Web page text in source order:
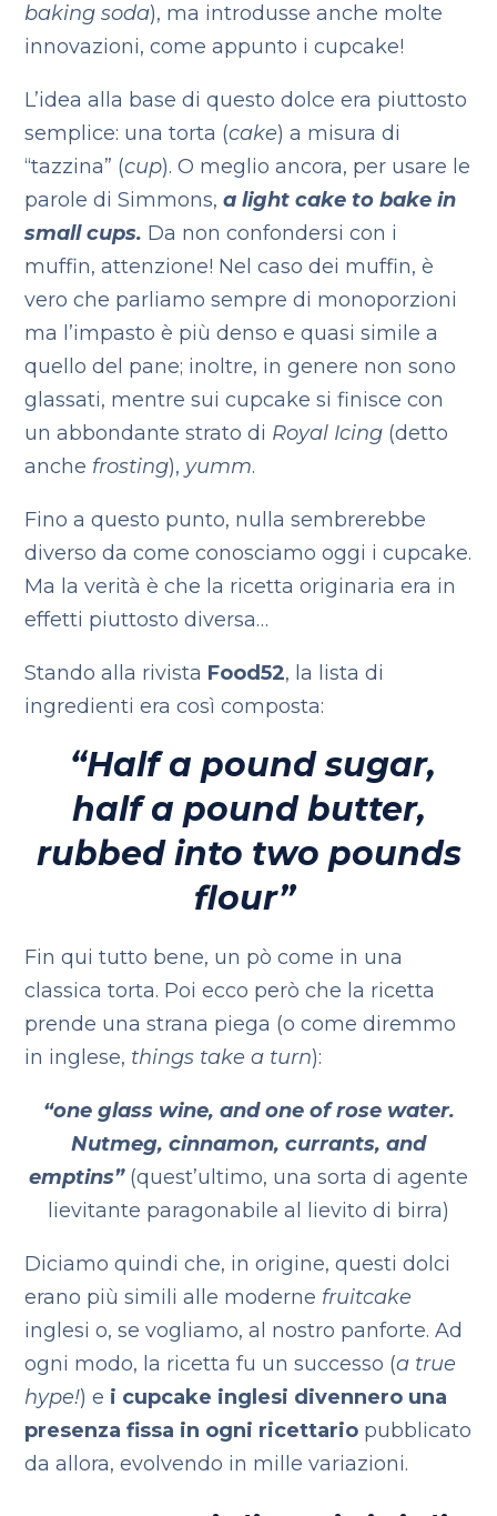
baking soda), ma introdusse anche molte
innovazioni, come appunto i cupcake!
L’idea alla base di questo dolce era piuttosto
semplice: una torta (cake) a misura di
“tazzina” (cup). O meglio ancora, per usare le
parole di Simmons,a light cake to bake in
small cups. Da non confondersi con i
muffin, attenzione! Nel caso dei muffin, è
vero che parliamo sempre di monoporzioni
ma l’impasto è più denso e quasi simile a
quello del pane; inoltre, in genere non sono
glassati, mentre sui cupcake si finisce con
un abbondante strato di Royal Icing (detto
anche frosting), yumm.
Fino a questo punto, nulla sembrerebbe
diverso da come conosciamo oggi i cupcake.
Ma la verità è che la ricetta originaria era in
effetti piuttosto diversa…
Stando alla rivista Food52, la lista di
ingredienti era così composta:
“Half a pound sugar,
half a pound butter,
rubbed into two pounds
flour”
Fin qui tutto bene, un pò come in una
classica torta. Poi ecco però che la ricetta
prende una strana piega (o come diremmo
in inglese, things take a turn):
“one glass wine, and one of rose water.
Nutmeg, cinnamon, currants, and
emptins” (quest’ultimo, una sorta di agente
lievitante paragonabile al lievito di birra)
Diciamo quindi che, in origine, questi dolci
erano più simili alle moderne fruitcake
inglesi o, se vogliamo, al nostro panforte. Ad
ogni modo, la ricetta fu un successo (a true
hype!) e i cupcake inglesi divennero una
presenza fissa in ogni ricettario pubblicato
da allora, evolvendo in mille variazioni.